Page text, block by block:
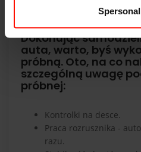
Dokonując
auta, warto, byś
próbną. Oto, na co
szczególną uwagę
próbnej:
Kontrolki na desce.
Praca rozrusznika -
razu.